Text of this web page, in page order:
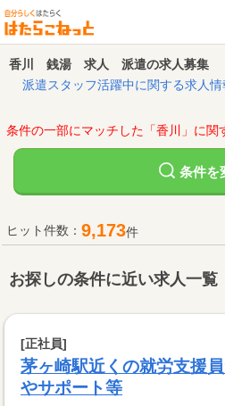
香川 銭湯 求人 派遣の求人募集
派遣スタッフ活躍中に関する求人情
条件の一部にマッチした「香川」に関
条件を
ヒット件数： 9,173件
お探しの条件に近い求人一覧
[正社員]
茅ヶ崎駅近くの就労支援
やサポート等